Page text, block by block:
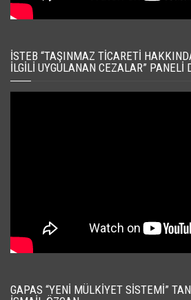
İSTEB “TAŞINMAZ TICARETI
İLGILI UYGULANAN CEZALAR” PANELI
GAPAS “YENI MÜLKIYET SISTEMI”